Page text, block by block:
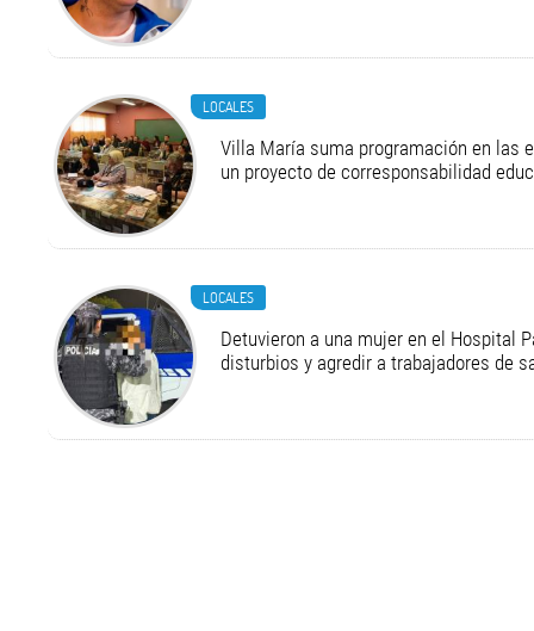
LOCALES
Villa María suma programación en las
un proyecto de corresponsabilidad
LOCALES
Detuvieron a una mujer en el Hospital
disturbios y agredir a trabajadores de